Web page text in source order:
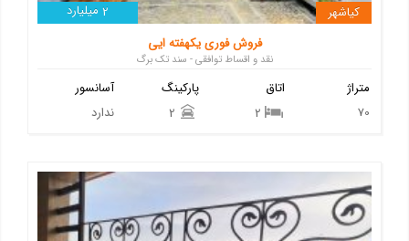
2 میلیارد
کیاشهر
فروش فوری یکهفته ایی
نقد و اقساط توافقی - سند تک برگ
آسانسور
ندارد
پارکینگ
اتاق
متراژ
70